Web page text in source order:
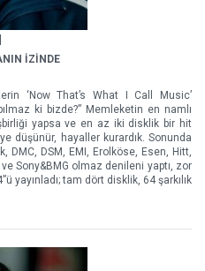
İZİNDE
‘Now That’s What I Call Music’
ki bizde?” Memleketin en namlı
yapsa ve en az iki disklik bir hit
düşünür, hayaller kurardık. Sonunda
DMC, DSM, EMI, Erolköse, Esen, Hitt,
Sony&BMG olmaz denileni yaptı, zor
yayınladı; tam dört disklik, 64 şarkılık